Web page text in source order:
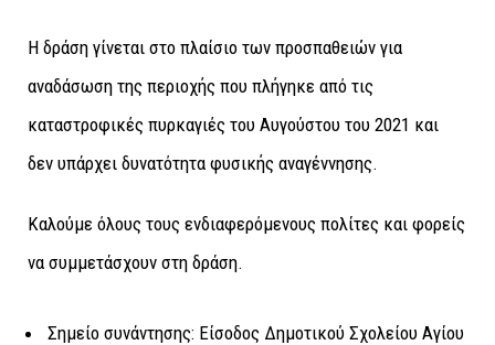
Η δράση γίνεται στο πλαίσιο των προσπαθειών για
αναδάσωση της περιοχής που πλήγηκε από τις
καταστροφικές πυρκαγιές του Αυγούστου του 2021 και
δεν υπάρχει δυνατότητα φυσικής αναγέννησης.
Καλούμε όλους τους ενδιαφερόμενους πολίτες και φορείς
να συμμετάσχουν στη δράση.
Σημείο συνάντησης: Είσοδος Δημοτικού Σχολείου Αγίου